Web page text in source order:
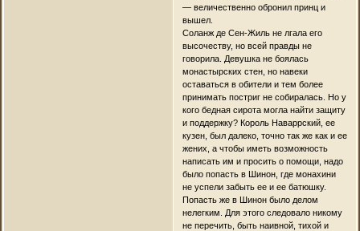
— величественно обронил принц и
вышел.
Соланж де Сен-Жиль не лгала его
высочеству, но всей правды не
говорила. Девушка не боялась
монастырских стен, но навеки
оставаться в обители и тем более
принимать постриг не собиралась. Но у
кого бедная сирота могла найти защиту
и поддержку? Король Наваррский, ее
кузен, был далеко, точно так же как и ее
жених, а чтобы иметь возможность
написать им и просить о помощи, надо
было попасть в Шинон, где монахини
не успели забыть ее и ее батюшку.
Попасть же в Шинон было делом
нелегким. Для этого следовало никому
не перечить, быть наивной, тихой и